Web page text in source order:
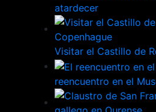
atardecer
Visitar el Castillo de
reencuentro en el